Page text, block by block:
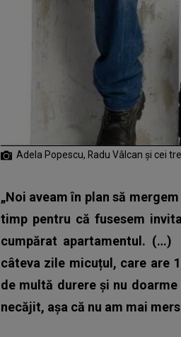
Adela Popescu, Radu Vâlcan și cei
„Noi aveam în plan să
timp pentru că fusesem
cumpărat apartamentul. (…)
câteva zile micuțul, care are
de multă durere și nu
necăjit, așa că nu am mai